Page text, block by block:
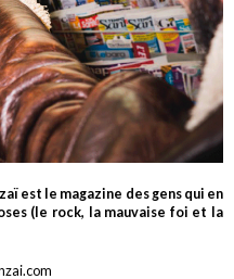
est le magazine des gens qui en
(le rock, la mauvaise foi et la